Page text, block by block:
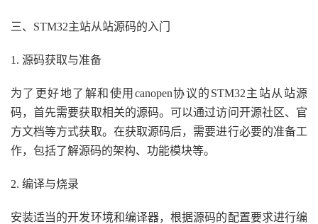
三、STM32主站从站源码的入门
1. 源码获取与准备
为了更好地了解和使用canopen协议的STM32主站从站源
码，首先需要获取相关的源码。可以通过访问开源社区、官
方文档等方式获取。在获取源码后，需要进行必要的准备工
作，包括了解源码的架构、功能模块等。
2. 编译与烧录
安装适当的开发环境和编译器，根据源码的配置要求进行编